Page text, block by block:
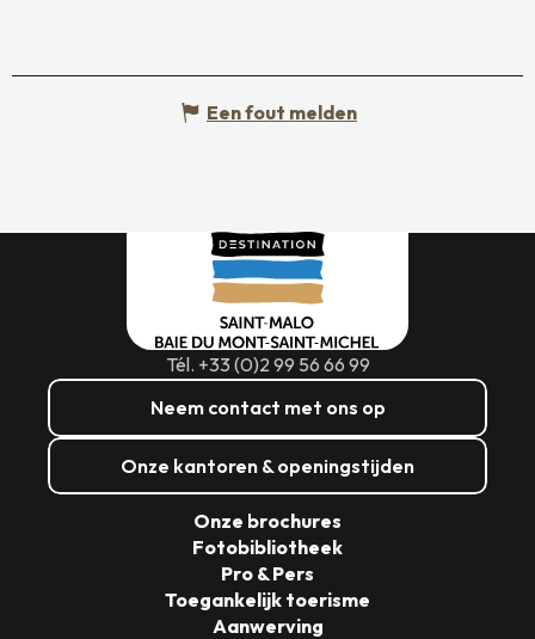
Een fout melden
Tél. +33 (0)2 99 56 66 99
Neem contact met ons op
Onze kantoren & openingstijden
Onze brochures
Fotobibliotheek
Pro & Pers
Toegankelijk toerisme
Aanwerving